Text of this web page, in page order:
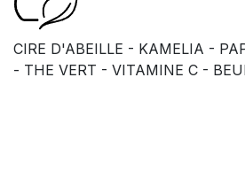
CIRE D'ABEILLE - KAMELIA -
- THE VERT - VITAMINE C -